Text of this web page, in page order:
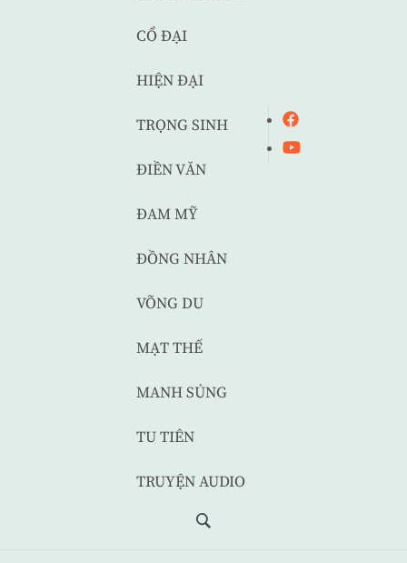
CỔ ĐẠI
HIỆN ĐẠI
TRỌNG SINH
ĐIỀN VĂN
ĐAM MỸ
ĐỒNG NHÂN
VÕNG DU
MẠT THẾ
MANH SỦNG
TU TIÊN
TRUYỆN AUDIO